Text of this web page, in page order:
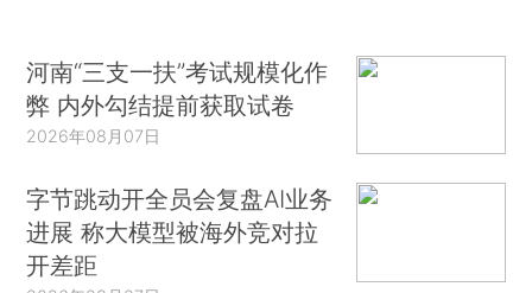
河南“三支一扶”考试规模化作
弊 内外勾结提前获取试卷
2026年08月07日
字节跳动开全员会复盘AI业务
进展 称大模型被海外竞对拉
开差距